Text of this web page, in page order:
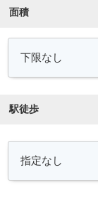
面積
駅徒歩